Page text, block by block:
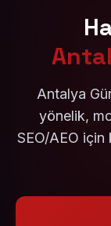
Antalya
yönelik,
SEO/AEO için